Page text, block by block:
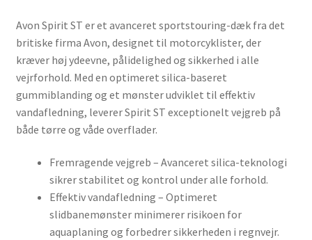
Avon Spirit ST er et avanceret sportstouring-dæk fra det
britiske firma Avon, designet til motorcyklister, der
kræver høj ydeevne, pålidelighed og sikkerhed i alle
vejrforhold. Med en optimeret silica-baseret
gummiblanding og et mønster udviklet til effektiv
vandafledning, leverer Spirit ST exceptionelt vejgreb på
både tørre og våde overflader.
Fremragende vejgreb – Avanceret silica-teknologi
sikrer stabilitet og kontrol under alle forhold.
Effektiv vandafledning – Optimeret
slidbanemønster minimerer risikoen for
aquaplaning og forbedrer sikkerheden i regnvejr.